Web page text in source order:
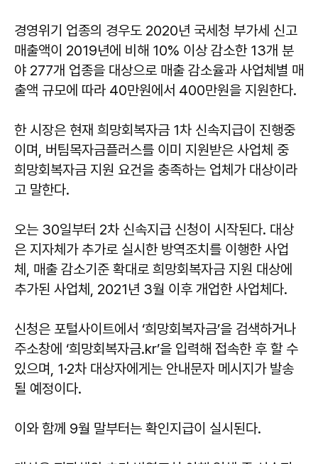
경영위기 업종의 경우도 2020년 국세청 부가세 신고
매출액이 2019년에 비해 10% 이상 감소한 13개 분
야 277개 업종을 대상으로 매출 감소율과 사업체별 매
출액 규모에 따라 40만원에서 400만원을 지원한다.
한 시장은 현재 희망회복자금 1차 신속지급이 진행중
이며, 버팀목자금플러스를 이미 지원받은 사업체 중
희망회복자금 지원 요건을 충족하는 업체가 대상이라
고 말한다.
오는 30일부터 2차 신속지급 신청이 시작된다. 대상
은 지자체가 추가로 실시한 방역조치를 이행한 사업
체, 매출 감소기준 확대로 희망회복자금 지원 대상에
추가된 사업체, 2021년 3월 이후 개업한 사업체다.
신청은 포털사이트에서 ‘희망회복자금’을 검색하거나
주소창에 ‘희망회복자금.kr’을 입력해 접속한 후 할 수
있으며, 1·2차 대상자에게는 안내문자 메시지가 발송
될 예정이다.
이와 함께 9월 말부터는 확인지급이 실시된다.